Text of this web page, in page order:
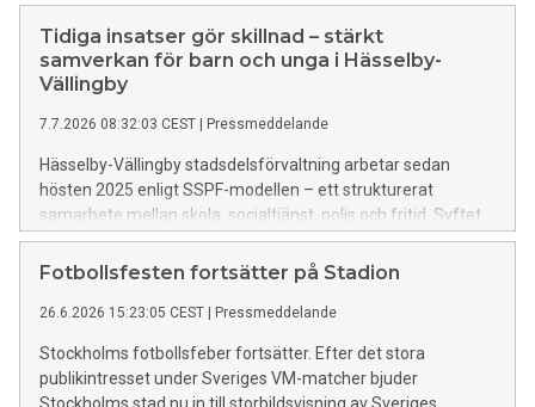
Tidiga insatser gör skillnad – stärkt
samverkan för barn och unga i Hässelby-
Vällingby
7.7.2026 08:32:03 CEST Pressmeddelande
Hässelby-Vällingby stadsdelsförvaltning arbetar sedan
hösten 2025 enligt SSPF-modellen – ett strukturerat
samarbete mellan skola, socialtjänst, polis och fritid. Syftet
är att förebygga brott och ge tidigt stöd till barn och unga
som riskerar att hamna i kriminalitet.
Fotbollsfesten fortsätter på Stadion
26.6.2026 15:23:05 CEST Pressmeddelande
Stockholms fotbollsfeber fortsätter. Efter det stora
publikintresset under Sveriges VM-matcher bjuder